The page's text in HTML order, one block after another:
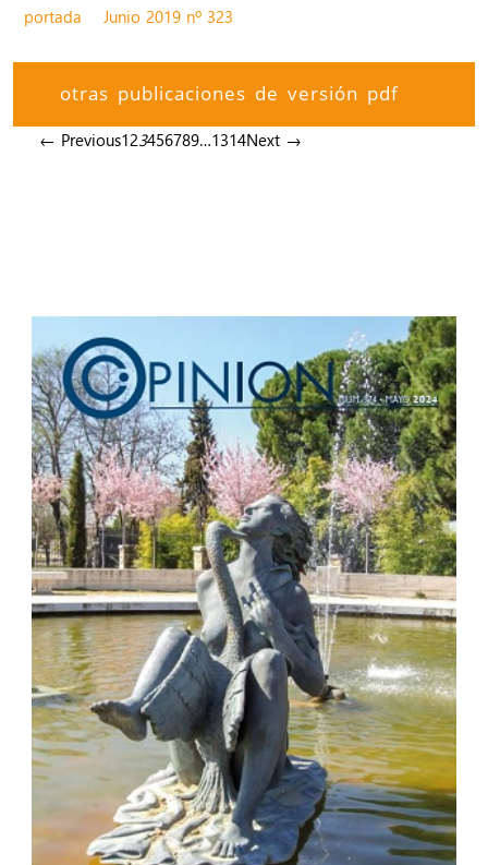
portada
Junio 2019 nº 323
otras publicaciones de versión pdf
← Previous123456789…1314Next →